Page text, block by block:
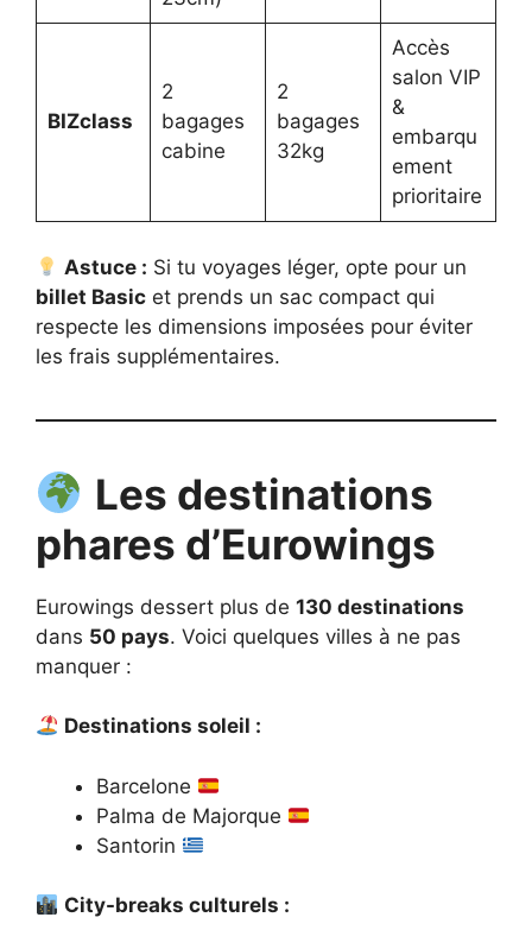
BIZclass
2
bagages
cabine
2
bagages
32kg
Accès
salon VIP
&
embarqu
ement
prioritaire
Astuce : Si tu voyages léger, opte pour un
billet Basic et prends un sac compact qui
respecte les dimensions imposées pour éviter
les frais supplémentaires.
Les destinations
phares d’Eurowings
Eurowings dessert plus de 130 destinations
dans 50 pays. Voici quelques villes à ne pas
manquer :
Destinations soleil :
Barcelone
Palma de Majorque
Santorin
City-breaks culturels :